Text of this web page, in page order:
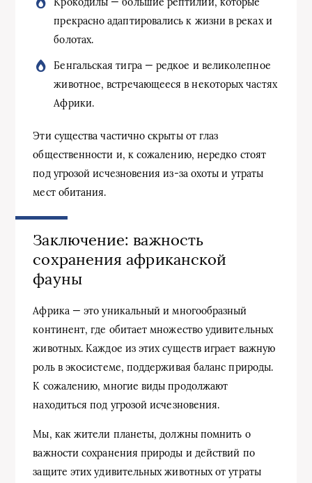
прекрасно адаптировались к жизни в реках и
болотах.
Бенгальская тигра — редкое и великолепное
животное, встречающееся в некоторых частях
Африки.
Эти существа частично скрыты от глаз
общественности и, к сожалению, нередко стоят
под угрозой исчезновения из-за охоты и утраты
мест обитания.
Заключение: важность
сохранения африканской
фауны
Африка — это уникальный и многообразный
континент, где обитает множество удивительных
животных. Каждое из этих существ играет важную
роль в экосистеме, поддерживая баланс природы.
К сожалению, многие виды продолжают
находиться под угрозой исчезновения.
Мы, как жители планеты, должны помнить о
важности сохранения природы и действий по
защите этих удивительных животных от утраты